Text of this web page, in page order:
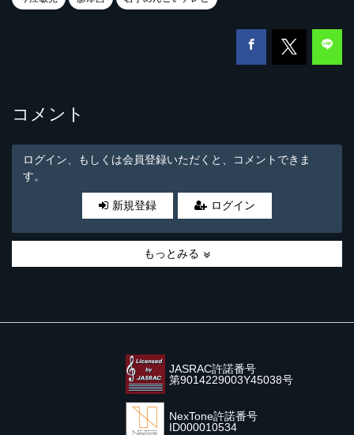
コメント
ログイン、もしくは会員登録いただくと、コメントできま
す。
新規登録 ログイン
もっとみる
JASRAC許諾番号
第9014229003Y45038号
NexTone許諾番号
ID000010534